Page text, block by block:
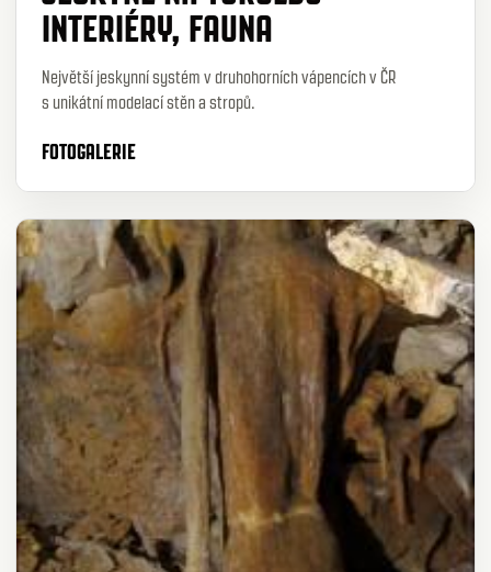
INTERIÉRY, FAUNA
Největší jeskynní systém v druhohorních vápencích v ČR
s unikátní modelací stěn a stropů.
FOTOGALERIE